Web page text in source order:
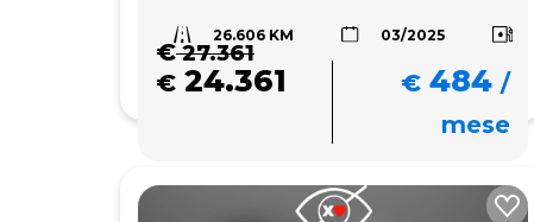
26.606 KM 03/2025
€27.361
€ 24.361 € 484 /
mese